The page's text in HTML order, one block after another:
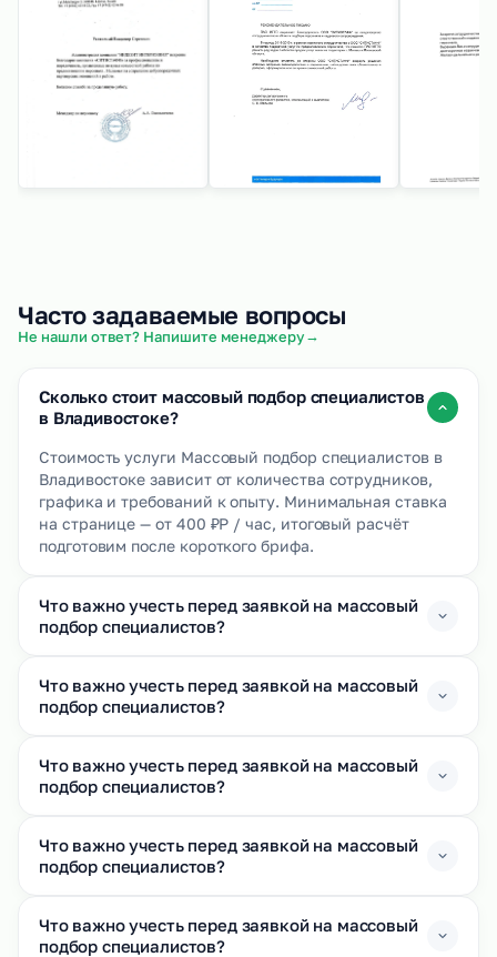
Часто задаваемые вопросы
Не нашли ответ? Напишите менеджеру→
Сколько стоит массовый подбор специалистов
в Владивостоке?
Стоимость услуги Массовый подбор специалистов в
Владивостоке зависит от количества сотрудников,
графика и требований к опыту. Минимальная ставка
на странице — от 400 ₽Р / час, итоговый расчёт
подготовим после короткого брифа.
Что важно учесть перед заявкой на массовый
подбор специалистов?
Что важно учесть перед заявкой на массовый
подбор специалистов?
Что важно учесть перед заявкой на массовый
подбор специалистов?
Что важно учесть перед заявкой на массовый
подбор специалистов?
Что важно учесть перед заявкой на массовый
подбор специалистов?